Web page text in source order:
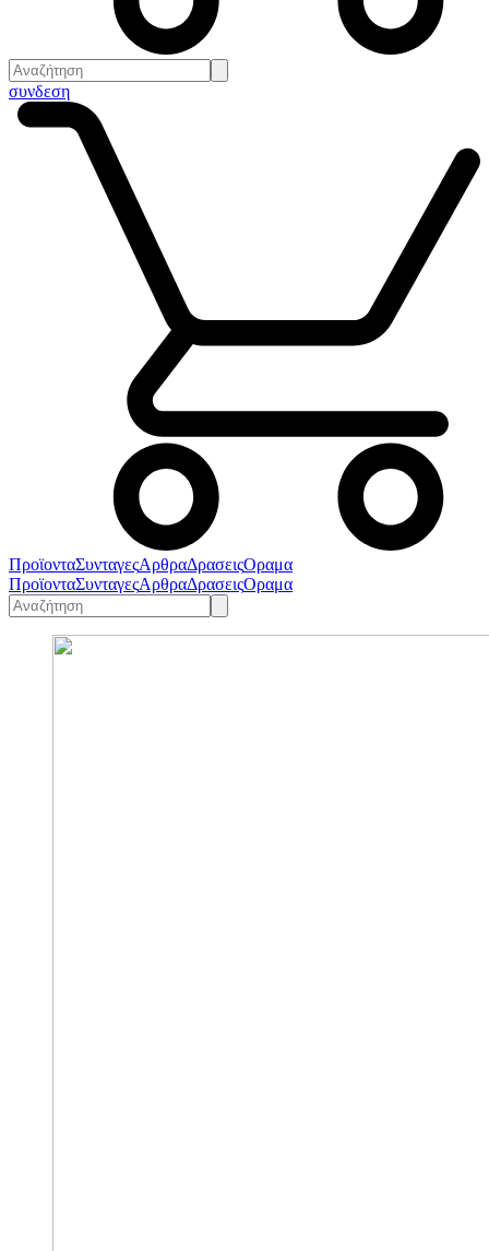
συνδεση
ΠροϊονταΣυνταγεςΑρθραΔρασειςΟραμα
ΠροϊονταΣυνταγεςΑρθραΔρασειςΟραμα